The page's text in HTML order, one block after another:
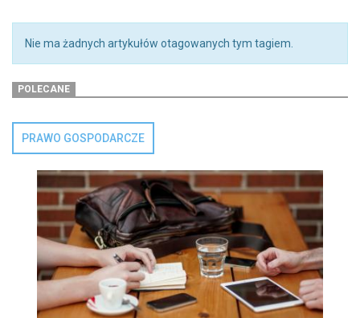
Nie ma żadnych artykułów otagowanych tym tagiem.
POLECANE
PRAWO GOSPODARCZE